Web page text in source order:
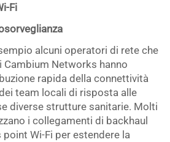
Fi
alcuni operatori di rete che
Cambium Networks hanno
rapida della connettività
team locali di risposta alle
diverse strutture sanitarie. Molti
i collegamenti di backhaul
Wi-Fi per estendere la